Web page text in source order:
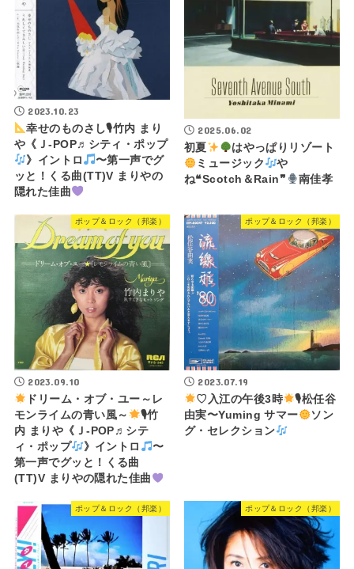
2023.10.23
幸せのものさし🎙竹内 まり
や《Ｊ-POP♬シティ・ポップ
》イントロ
〜第一声でグ
ッと！くる曲(TT)V まりやの
隠れた佳曲
2025.06.02
初夏
はやっぱりリゾート
ミュージック
や
ね❝Scotch＆Rain❞
南佳孝
ポップ＆ロック（邦楽）
2023.09.10
ドリーム・オブ・ユー～レ
モンライムの青い風～
🎙竹
内 まりや《Ｊ-POP♬シテ
ィ・ポップ
》イントロ
〜
第一声でグッと！くる曲
(TT)V まりやの隠れた佳曲
ポップ＆ロック（邦楽）
2023.07.19
♡入江の午後3時
🎙松任谷
由実〜Yuming サマー
ソン
グ・セレクション
ポップ＆ロック（邦楽） ポップ＆ロック（邦楽）